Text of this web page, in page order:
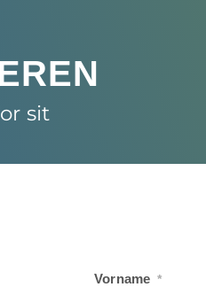
sit
Vorname *